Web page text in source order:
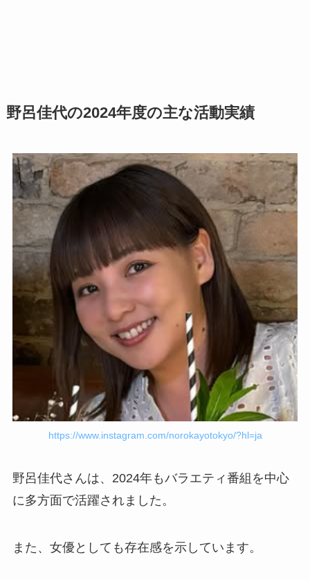
野呂佳代の2024年度の主な活動実績
https://www.instagram.com/norokayotokyo/?hl=ja
野呂佳代さんは、2024年もバラエティ番組を中心
に多方面で活躍されました。
また、女優としても存在感を示しています。